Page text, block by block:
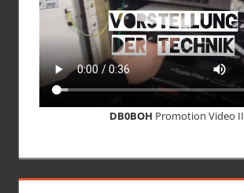
DB0BOH Promotion Video II